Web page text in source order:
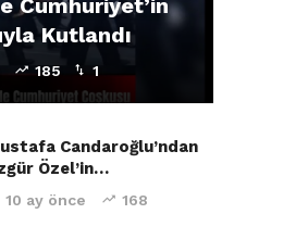
Kutlandı
185 1
Candaroğlu’ndan
Özel’in…
10 ay önce 168